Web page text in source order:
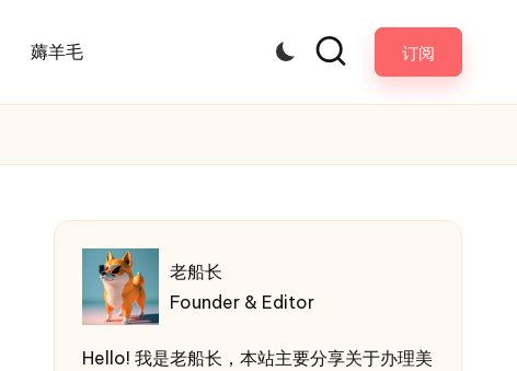
薅羊毛 订阅
老船长
Founder & Editor
Hello! 我是老船长，本站主要分享关于办理美